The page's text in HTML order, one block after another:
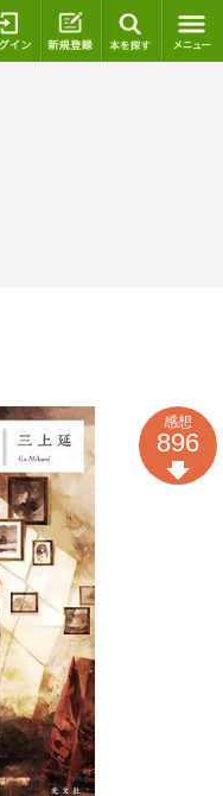
ログイン 新規登録
感想
896